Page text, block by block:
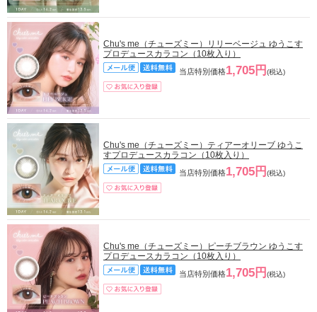
Chu's me（チューズミー）リリーベージュ ゆうこす
プロデュースカラコン（10枚入り）
当店特別価格1,705円 (税込)
Chu's me（チューズミー）ティアーオリーブ ゆうこ
すプロデュースカラコン（10枚入り）
当店特別価格1,705円 (税込)
Chu's me（チューズミー）ピーチブラウン ゆうこす
プロデュースカラコン（10枚入り）
当店特別価格1,705円 (税込)